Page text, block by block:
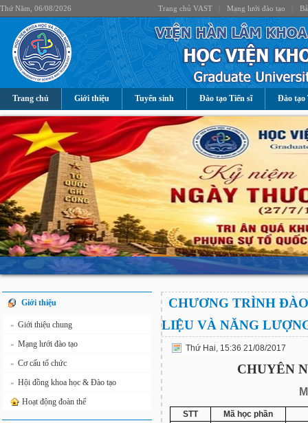
Thứ Năm, 06/08/2026 Trang chủ VAST Mạng lưới đào tạo
Trang chủ Giới thiệu Tuyển sinh Đào tạo Tiến sĩ Đào tạo
Giới thiệu
» Giới thiệu chung
» Mạng lưới đào tạo
» Cơ cấu tổ chức
» Hội đồng khoa học & Đào tạo
Hoạt động đoàn thể
CHƯƠNG TRÌNH
LIỆU VÀ NĂNG
Thứ Hai, 15:36 21/08/2017
CHUYÊN
STT
Mã học phần